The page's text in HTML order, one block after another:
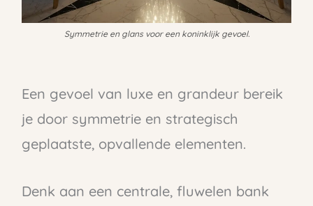
Symmetrie en glans voor een koninklijk gevoel.
Een gevoel van luxe en grandeur bereik
je door symmetrie en strategisch
geplaatste, opvallende elementen.
Denk aan een centrale, fluwelen bank